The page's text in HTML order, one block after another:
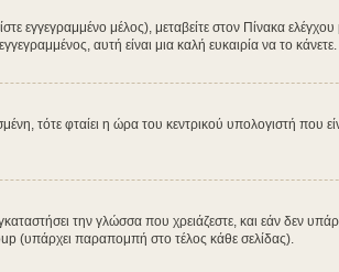
εγγεγραμμένο μέλος), μεταβείτε στον Πίνακα
αυτή είναι μια καλή ευκαιρία να το κάνετε.
τότε φταίει η ώρα του κεντρικού υπολογιστή που
την γλώσσα που χρειάζεστε, και εάν δεν
(υπάρχει παραπομπή στο τέλος κάθε σελίδας).